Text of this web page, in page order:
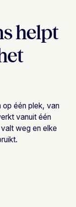
helpt
één plek, van
vanuit één
weg en elke